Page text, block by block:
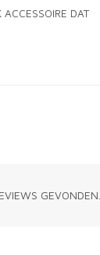
ACCESSOIRE DAT
GEVONDEN...